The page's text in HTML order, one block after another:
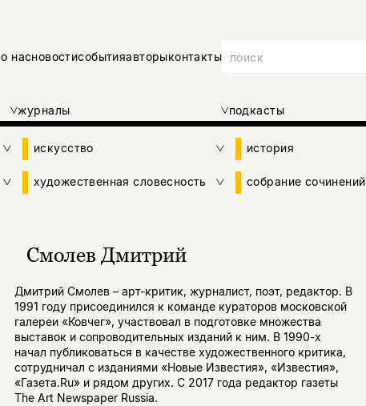
о насновостисобытияавторыконтакты
журналы подкасты
искусство история
художественная словесность собрание сочинений
Смолев Дмитрий
Дмитрий Смолев – арт-критик, журналист, поэт, редактор. В
1991 году присоединился к команде кураторов московской
галереи «Ковчег», участвовал в подготовке множества
выставок и сопроводительных изданий к ним. В 1990-х
начал публиковаться в качестве художественного критика,
сотрудничал с изданиями «Новые Известия», «Известия»,
«Газета.Ru» и рядом других. С 2017 года редактор газеты
The Art Newspaper Russia.